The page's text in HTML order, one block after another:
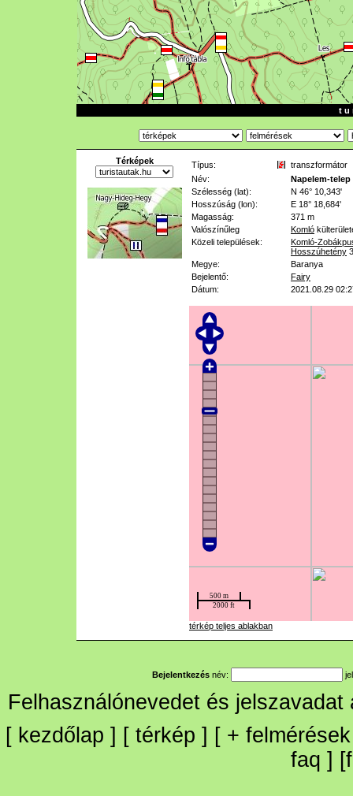
t u
Térképek Típus:
transzformátor
Név:
Napelem-telep
Szélesség (lat):
N 46° 10,343'
Hosszúság (lon):
E 18° 18,684'
Magasság:
371 m
Valószínűleg
Komló
Közeli települések:
Komló-
Hosszúhetény
Megye:
Baranya
Bejelentő:
Fairy
Dátum:
2021.08.29
térkép teljes ablakban
Bejelentkezés név:
Felhasználónevedet és
[ kezdőlap ] [ térkép ] [ + felmérések
faq ] [